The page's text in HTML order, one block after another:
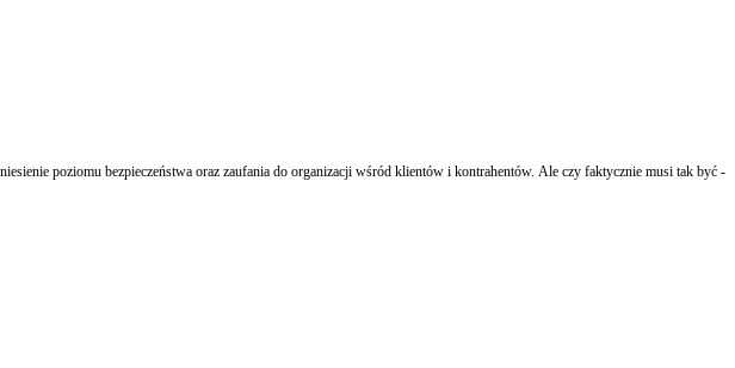
poziomu bezpieczeństwa oraz zaufania do organizacji wśród klientów i kontrahentów. Ale czy faktycznie musi tak być -